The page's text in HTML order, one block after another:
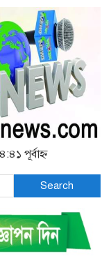
পূর্বাহ্ন
Search